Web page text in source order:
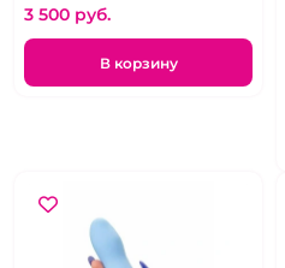
3 500 pуб.
В корзину